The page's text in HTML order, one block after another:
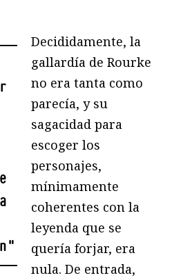
"
Decididamente, la
gallardía de Rourke
no era tanta como
parecía, y su
sagacidad para
escoger los
personajes,
mínimamente
coherentes con la
leyenda que se
quería forjar, era
nula. De entrada,